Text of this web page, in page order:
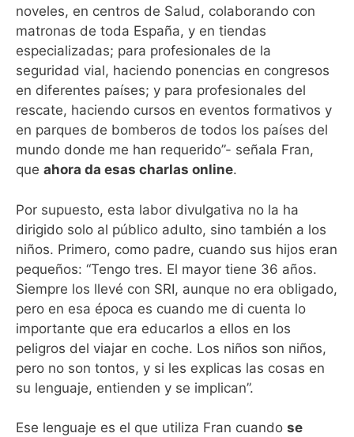
noveles, en centros de Salud, colaborando con
matronas de toda España, y en tiendas
especializadas; para profesionales de la
seguridad vial, haciendo ponencias en congresos
en diferentes países; y para profesionales del
rescate, haciendo cursos en eventos formativos y
en parques de bomberos de todos los países del
mundo donde me han requerido”- señala Fran,
que ahora da esas charlas online.
Por supuesto, esta labor divulgativa no la ha
dirigido solo al público adulto, sino también a los
niños. Primero, como padre, cuando sus hijos eran
pequeños: “Tengo tres. El mayor tiene 36 años.
Siempre los llevé con SRI, aunque no era obligado,
pero en esa época es cuando me di cuenta lo
importante que era educarlos a ellos en los
peligros del viajar en coche. Los niños son niños,
pero no son tontos, y si les explicas las cosas en
su lenguaje, entienden y se implican”.
Ese lenguaje es el que utiliza Fran cuando se